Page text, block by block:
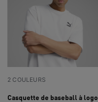
2 COULEURS
Casquette de baseball à logo